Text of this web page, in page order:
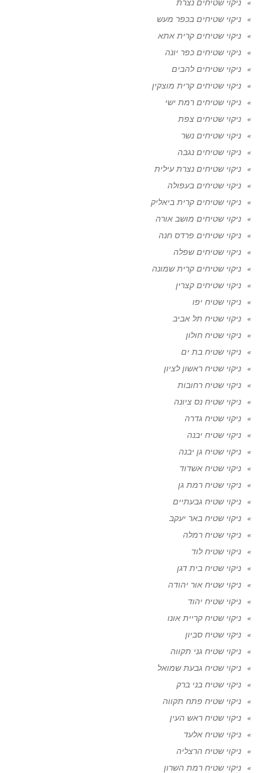
ניקוי שטיחים נצרת
ניקוי שטיחים בכפר מעש
ניקוי שטיחים קרית אתא
ניקוי שטיחים כפר יונה
ניקוי שטיחים להבים
ניקוי שטיחים קרית מוצקין
ניקוי שטיחים רמת ישי
ניקוי שטיחים צפת
ניקוי שטיחים נשר
ניקוי שטיחים נגבה
ניקוי שטיחים נצרת עילית
ניקוי שטיחים בעפולה
ניקוי שטיחים קרית ביאליק
ניקוי שטיחים מושב אורה
ניקוי שטיחים פרדס חנה
ניקוי שטיחים שפלה
ניקוי שטיחים קרית שמונה
ניקוי שטיחים קצרין
ניקוי שטיח יפו
ניקוי שטיח תל אביב
ניקוי שטיח חולון
ניקוי שטיח בת ים
ניקוי שטיח ראשון לציון
ניקוי שטיח רחובות
ניקוי שטיח נס ציונה
ניקוי שטיח גדרה
ניקוי שטיח יבנה
ניקוי שטיח גן יבנה
ניקוי שטיח אשדוד
ניקוי שטיח רמת גן
ניקוי שטיח גבעתיים
ניקוי שטיח באר יעקב
ניקוי שטיח רמלה
ניקוי שטיח לוד
ניקוי שטיח בית דגן
ניקוי שטיח אור יהודה
ניקוי שטיח יהוד
ניקוי שטיח קריית אונו
ניקוי שטיח סביון
ניקוי שטיח גני תקווה
ניקוי שטיח גבעת שמואל
ניקוי שטיח בני ברק
ניקוי שטיח פתח תקווה
ניקוי שטיח ראש העין
ניקוי שטיח אלעד
ניקוי שטיח הרצליה
ניקוי שטיח רמת השרון